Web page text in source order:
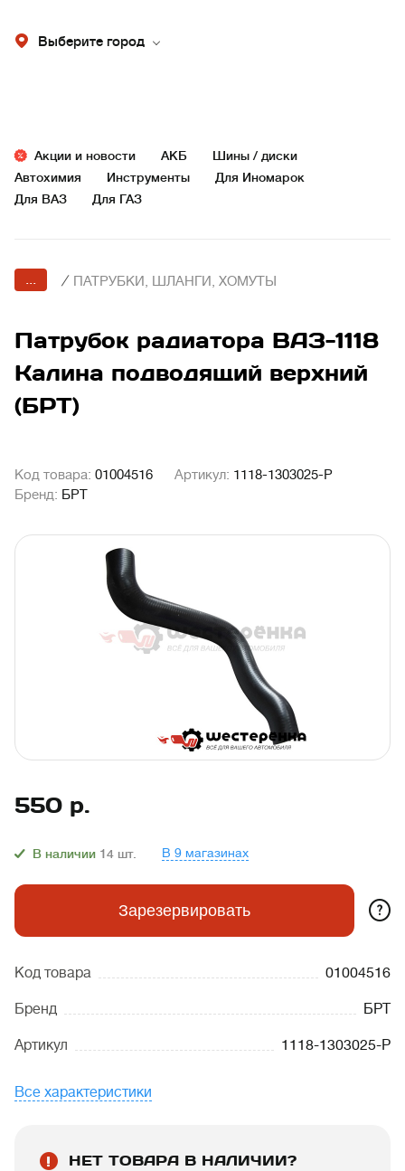
Выберите город
Акции и новости АКБ
Шины / диски
Автохимия
Инструменты
Для Иномарок
Для ВАЗ
Для ГАЗ
... / ПАТРУБКИ, ШЛАНГИ, ХОМУТЫ
Патрубок радиатора ВАЗ-1118
Калина подводящий верхний
(БРТ)
Код товара: 01004516 Артикул: 1118-1303025-P
Бренд: БРТ
550 р.
В наличии 14 шт. В 9 магазинах
Зарезервировать ?
Код товара 01004516
Бренд БРТ
Артикул 1118-1303025-P
Все характеристики
НЕТ ТОВАРА В НАЛИЧИИ?